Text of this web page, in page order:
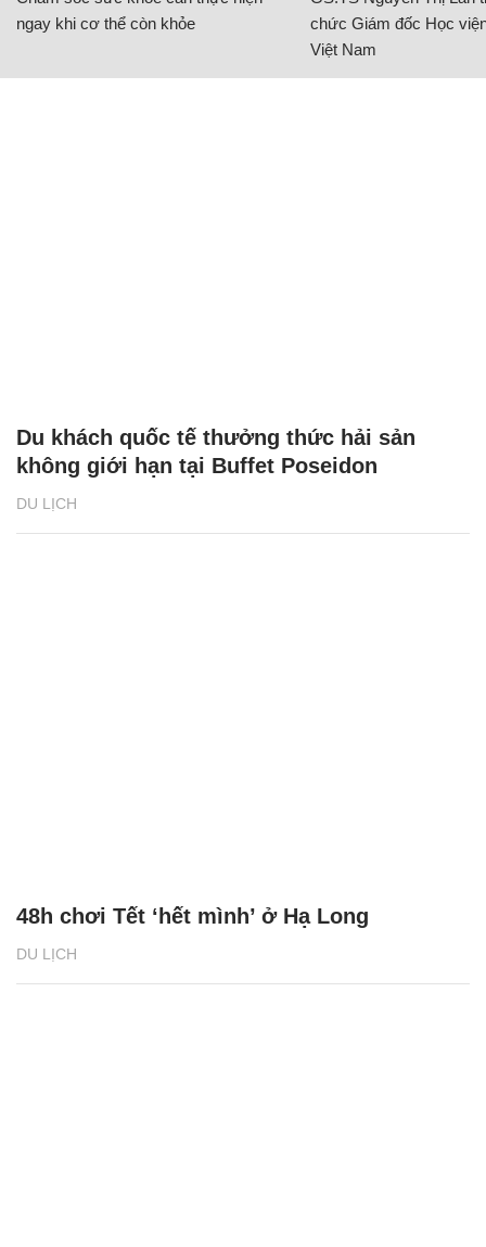
ngay khi cơ thể còn khỏe
chức Giám đốc Học
Việt Nam
DU LỊCH
Du khách quốc tế thưởng thức hải sản
không giới hạn tại Buffet Poseidon
DU LỊCH
48h chơi Tết ‘hết mình’ ở Hạ Long